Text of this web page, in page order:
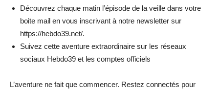
Découvrez chaque matin l’épisode de la veille dans votre
boite mail en vous inscrivant à notre newsletter sur
https://hebdo39.net/.
Suivez cette aventure extraordinaire sur les réseaux
sociaux Hebdo39 et les comptes officiels
L’aventure ne fait que commencer. Restez connectés pour